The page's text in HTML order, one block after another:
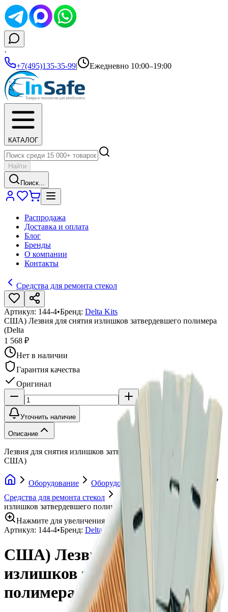
·
+7(495)135-35-99| Ежедневно 10:00–19:00
КАТАЛОГ
Найти
Поиск...
Распродажа
Доставка и оплата
Блог
Бренды
О компании
Контакты
Средства для ремонта стекол
Артикул: 144-4•Бренд: Delta Kits
США) Лезвия для снятия излишков затвердевшего полимера
(Delta
1 568 ₽
Нет в наличии
Гарантия качества
Оригинал
Уточнить наличие
Описание
Лезвия для снятия излишков затвердевшего полимера (Delta,
США)
Оборудование
Оборудование для ремонта стекол
Средства для ремонта стекол
США) Лезвия для снятия
излишков затвердевшего полимера (Delta
Нажмите для увеличения
Артикул: 144-4•Бренд: Delta Kits
США) Лезвия для снятия
излишков затвердевшего
полимера (Delta